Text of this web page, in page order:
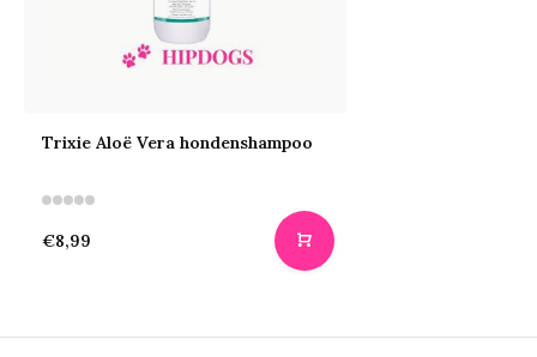
Trixie Aloë Vera hondenshampoo
€8,99